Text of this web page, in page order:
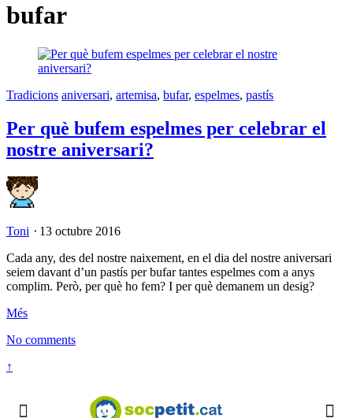
bufar
Tradicions aniversari, artemisa, bufar, espelmes, pastís
Per què bufem espelmes per celebrar el
nostre aniversari?
Toni ⋅ 13 octubre 2016
Cada any, des del nostre naixement, en el dia del nostre aniversari
seiem davant d’un pastís per bufar tantes espelmes com a anys
complim. Però, per què ho fem? I per què demanem un desig?
Més
No comments
↑